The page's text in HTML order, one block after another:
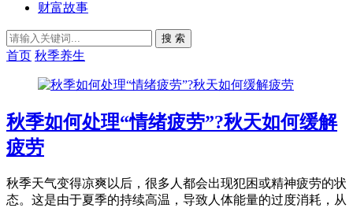
财富故事
搜 索
首页 秋季养生
秋季如何处理“情绪疲劳”?秋天如何缓解
疲劳
秋季天气变得凉爽以后，很多人都会出现犯困或精神疲劳的状
态。这是由于夏季的持续高温，导致人体能量的过度消耗，从